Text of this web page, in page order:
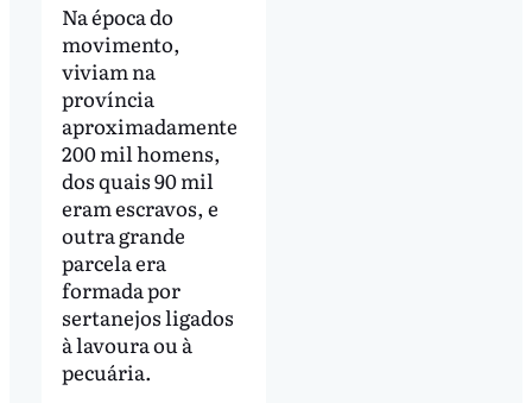
Na época do
movimento,
viviam na
província
aproximadamente
200 mil homens,
dos quais 90 mil
eram escravos, e
outra grande
parcela era
formada por
sertanejos ligados
à lavoura ou à
pecuária.